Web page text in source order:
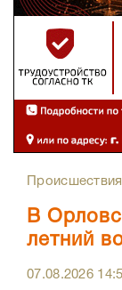
Происшествия
В
летний
07.08.2026